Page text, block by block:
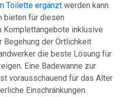
Toilette ergänzt werden kann.
bieten für diesen
Komplettangebote inklusive
Begehung der Örtlichkeit
die beste Lösung für
Eine Badewanne zur
vorausschauend für das Alter
Einschränkungen.